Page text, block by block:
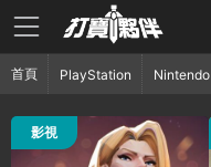
影視
35 觀看
首頁 PlayStation Nintendo